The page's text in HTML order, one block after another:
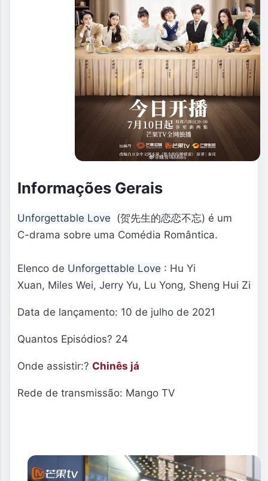
Informações Gerais
Unforgettable Love (贺先生的恋恋不忘) é um
C-drama sobre uma Comédia Romântica.
Elenco de Unforgettable Love : Hu Yi
Xuan, Miles Wei, Jerry Yu, Lu Yong, Sheng Hui Zi
Data de lançamento: 10 de julho de 2021
Quantos Episódios? 24
Onde assistir:? Chinês já
Rede de transmissão: Mango TV